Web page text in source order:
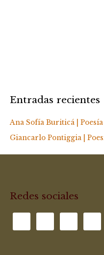
Entradas recientes
Ana Sofía Buriticá |
Giancarlo Pontiggia |
Redes sociales